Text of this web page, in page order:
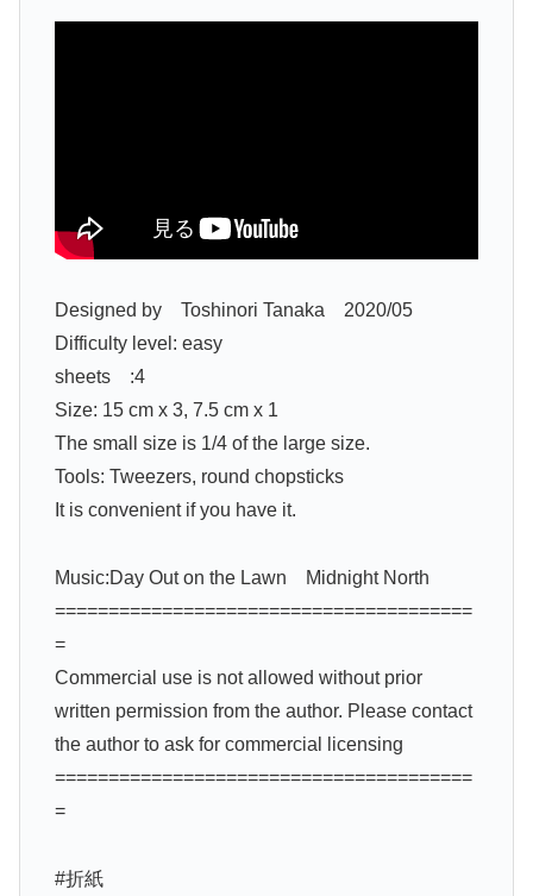
Designed by Toshinori Tanaka 2020/05
Difficulty level: easy
sheets :4
Size: 15 cm x 3, 7.5 cm x 1
The small size is 1/4 of the large size.
Tools: Tweezers, round chopsticks
It is convenient if you have it.
Music:Day Out on the Lawn Midnight North
=======================================
=
Commercial use is not allowed without prior
written permission from the author. Please contact
the author to ask for commercial licensing
=======================================
=
#折紙